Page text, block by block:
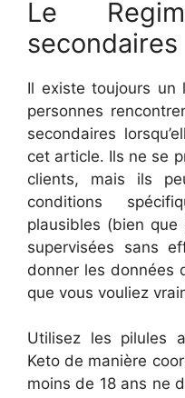
Le
secondaires
Il existe toujours un
personnes
secondaires
cet article. Ils ne se
clients, mais ils
conditions
plausibles (bien que
supervisées sans
donner les données
que vous vouliez
Utilisez les pilules
Keto de manière
moins de 18 ans ne